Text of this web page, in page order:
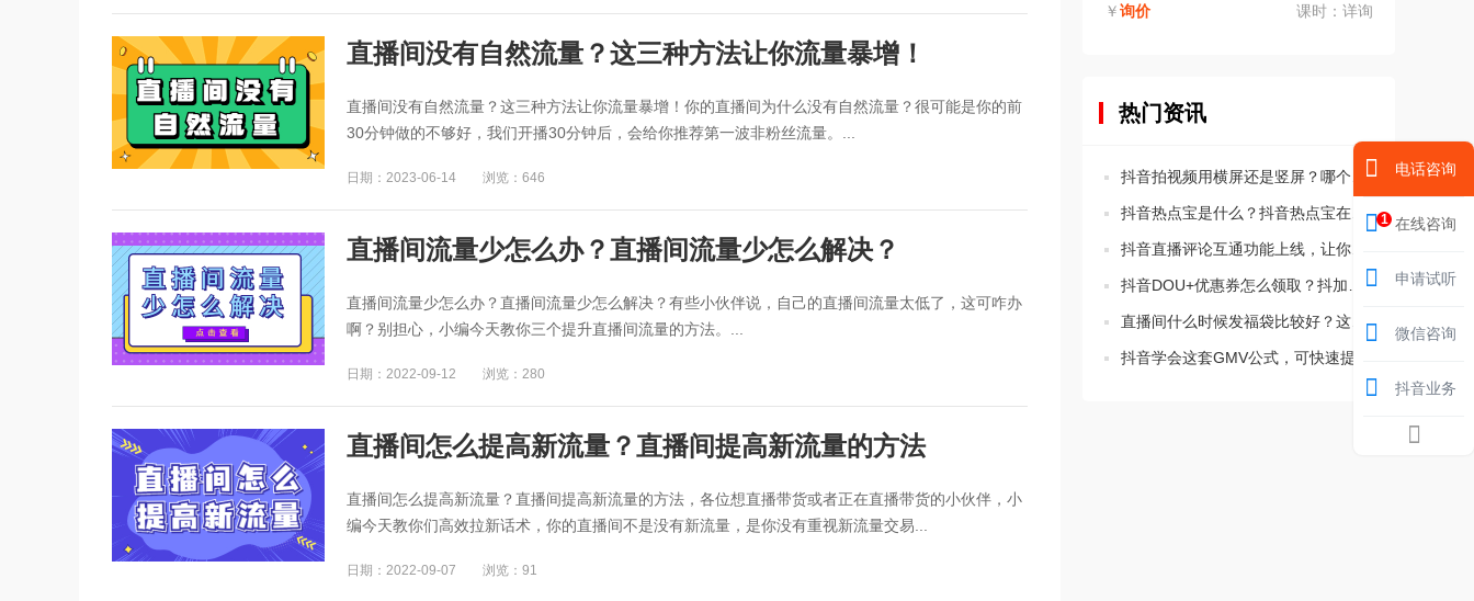
直播间没有自然流量？这三种方法让你流量暴增！
直播间没有自然流量？这三种方法让你流量暴增！你的直播间为什么没有自然流量？很可能是你的前
30分钟做的不够好，我们开播30分钟后，会给你推荐第一波非粉丝流量。...
日期：2023-06-14 浏览：646
直播间流量少怎么办？直播间流量少怎么解决？
直播间流量少怎么办？直播间流量少怎么解决？有些小伙伴说，自己的直播间流量太低了，这可咋办
啊？别担心，小编今天教你三个提升直播间流量的方法。...
日期：2022-09-12 浏览：280
直播间怎么提高新流量？直播间提高新流量的方法
直播间怎么提高新流量？直播间提高新流量的方法，各位想直播带货或者正在直播带货的小伙伴，小
编今天教你们高效拉新话术，你的直播间不是没有新流量，是你没有重视新流量交易...
日期：2022-09-07 浏览：91
￥询价 课时： 详询
热门资讯
抖音拍视频用横屏还是竖屏？哪个比较好？
抖音热点宝是什么？抖音热点宝在哪里？
抖音直播评论互通功能上线，让你的直播间更活跃！
抖音DOU+优惠券怎么领取？抖加优惠券在哪里领取的方法
直播间什么时候发福袋比较好？这三个时间要知道！
抖音学会这套GMV公式，可快速提升直播间转化率
电话咨询
1 在线咨询
申请试听
微信咨询
抖音业务